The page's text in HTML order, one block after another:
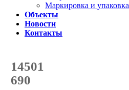
Маркировка и упаковка
Объекты
Новости
Контакты
14501
с начала года
690
с начала месяца